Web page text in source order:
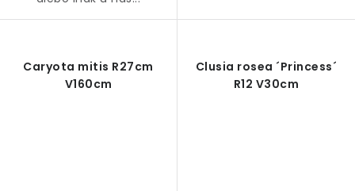
Caryota mitis R27cm
V160cm
Clusia rosea ´Princess´
R12 V30cm